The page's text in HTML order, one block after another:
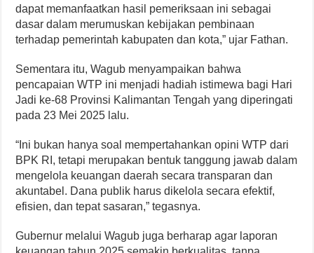
dapat memanfaatkan hasil pemeriksaan ini sebagai
dasar dalam merumuskan kebijakan pembinaan
terhadap pemerintah kabupaten dan kota,” ujar Fathan.
Sementara itu, Wagub menyampaikan bahwa
pencapaian WTP ini menjadi hadiah istimewa bagi Hari
Jadi ke-68 Provinsi Kalimantan Tengah yang diperingati
pada 23 Mei 2025 lalu.
“Ini bukan hanya soal mempertahankan opini WTP dari
BPK RI, tetapi merupakan bentuk tanggung jawab dalam
mengelola keuangan daerah secara transparan dan
akuntabel. Dana publik harus dikelola secara efektif,
efisien, dan tepat sasaran,” tegasnya.
Gubernur melalui Wagub juga berharap agar laporan